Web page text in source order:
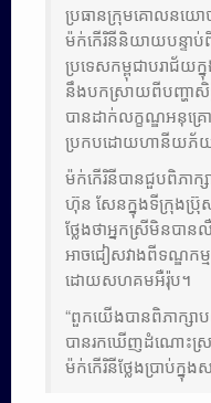
Researches
Language & Identity
Leadership
ប្រធានក្រុមគោលនយោ
ម៉ក់កើរិនីនិយាយបន្ទាប់
ប្រទេសកម្ពុជាបរាជ័យ
នឹងបកស្រាយពីបញ្ហាសិ
បានដាក់លក្ខណ្ឌអនុគ្រ
ប្រកបដោយហានីយភ័
ម៉ក់កើរិនីបានជួបពិភាក្
ហ៊ុន សែនក្នុងទីក្រុងប៊្រុ
ថ្លែងថាអ្នកស្រីមិនបា
អាចជៀសវាងពីទណ្ឌកម្
ដោយសហគមអឺរ៉ុប។
“ពួកយើងបានពិភាក្សា
បានរកឃើញដំណោះស្រា
ម៉ក់កើរិនីថ្លែងប្រាប់ក្នុ